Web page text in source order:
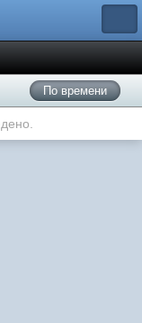
По времени